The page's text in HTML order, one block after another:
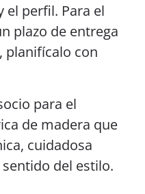
el perfil. Para el
plazo de entrega
planifícalo con
para el
de madera que
cuidadosa
del estilo.